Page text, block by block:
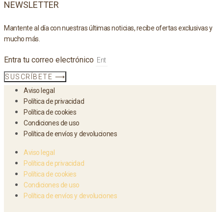
NEWSLETTER
Mantente al día con nuestras últimas noticias, recibe ofertas exclusivas y
mucho más.
Entra tu correo electrónico
SUSCRÍBETE ⟶
Aviso legal
Política de privacidad
Política de cookies
Condiciones de uso
Política de envíos y devoluciones
Aviso legal
Política de privacidad
Política de cookies
Condiciones de uso
Política de envíos y devoluciones